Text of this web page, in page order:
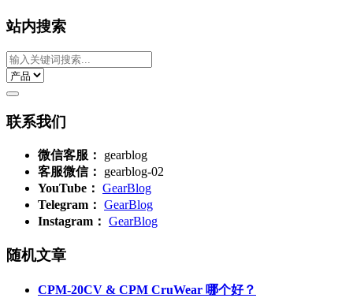
站内搜索
联系我们
微信客服：
gearblog
客服微信：
gearblog-02
YouTube： GearBlog
Telegram： GearBlog
Instagram： GearBlog
随机文章
CPM-20CV & CPM CruWear 哪个好？